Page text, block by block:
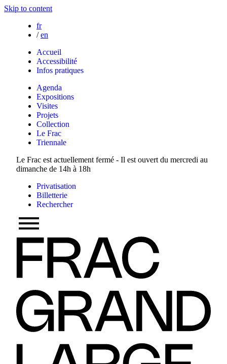
Skip to content
fr
/ en
Accueil
Accessibilité
Infos pratiques
Agenda
Expositions
Visites
Projets
Collection
Le Frac
Triennale
Le Frac est actuellement fermé - Il est ouvert du mercredi au
dimanche de 14h à 18h
Privatisation
Billetterie
Rechercher